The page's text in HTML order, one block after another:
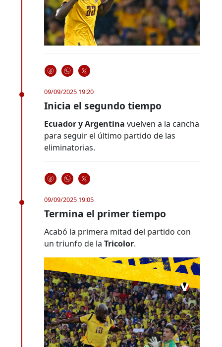
09/09/2025 19:20
Inicia el segundo tiempo
Ecuador y Argentina vuelven a la cancha
para seguir el último partido de las
eliminatorias.
09/09/2025 19:05
Termina el primer tiempo
Acabó la primera mitad del partido con
un triunfo de laTricolor.